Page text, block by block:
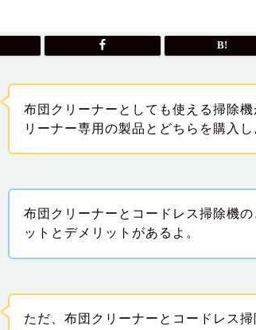
布団クリーナーとしても使える掃除
リーナー専用の製品とどちらを購入
布団クリーナーとコードレス掃除機
ットとデメリットがあるよ。
ただ、布団クリーナーとコードレス